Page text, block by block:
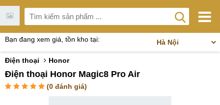
Bạn đang xem giá, tồn kho tại:
Điện thoại Honor
Điện thoại Honor Magic8 Pro Air
(0 đánh giá)